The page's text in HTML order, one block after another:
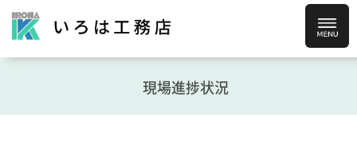
現場進捗状況